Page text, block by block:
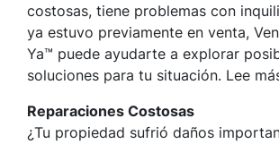
costosas, tiene problemas con
ya estuvo previamente en venta,
Ya™ puede ayudarte a explorar
soluciones para tu situación. Lee
Reparaciones Costosas
¿Tu propiedad sufrió daños